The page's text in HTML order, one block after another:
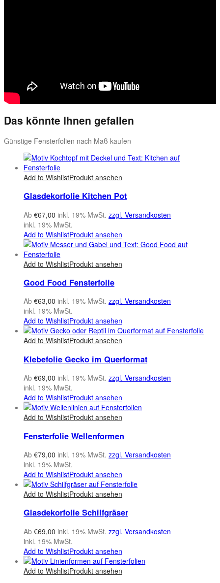
Das könnte Ihnen gefallen
Günstige Fensterfolien nach Maß kaufen
Add to WishlistProdukt ansehen
Glasdekorfolie Kitchen Pot
Ab €67,00 inkl. 19% MwSt. zzgl. Versandkosten
inkl. 19% MwSt.
Add to WishlistProdukt ansehen
Add to WishlistProdukt ansehen
Good Food Fensterfolie
Ab €63,00 inkl. 19% MwSt. zzgl. Versandkosten
inkl. 19% MwSt.
Add to WishlistProdukt ansehen
Add to WishlistProdukt ansehen
Klebefolie Gecko im Querformat
Ab €69,00 inkl. 19% MwSt. zzgl. Versandkosten
inkl. 19% MwSt.
Add to WishlistProdukt ansehen
Add to WishlistProdukt ansehen
Fensterfolie Wellenformen
Ab €79,00 inkl. 19% MwSt. zzgl. Versandkosten
inkl. 19% MwSt.
Add to WishlistProdukt ansehen
Add to WishlistProdukt ansehen
Glasdekorfolie Schilfgräser
Ab €69,00 inkl. 19% MwSt. zzgl. Versandkosten
inkl. 19% MwSt.
Add to WishlistProdukt ansehen
Add to WishlistProdukt ansehen